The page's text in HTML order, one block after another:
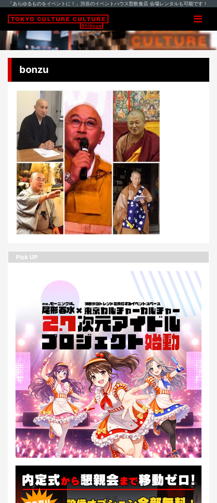
「あらゆるものをイベントに！」渋谷のイベントハウス型飲食店 会場レンタルも可能です！
bonzu
Pick UP